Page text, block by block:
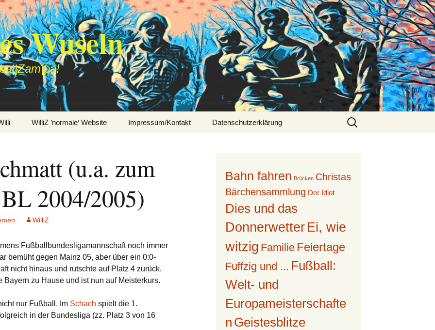
Wuseln
WilliZ ’normale‘ Website Impressum/Kontakt Datenschutzerklärung
Suche
nach:
(u.a. zum
2004/2005)
WilliZ
Fußballbundesligamannschaft noch immer
bemüht gegen Mainz 05, aber über ein 0:0-
nicht hinaus und rutschte auf Platz 4 zurück.
Bayern zu Hause und ist nun auf Meisterkurs.
nur Fußball. Im Schach spielt die 1.
in der Bundesliga (zz. Platz 3 von 16
Bahn fahren Brücken Christas
Bärchensammlung Der Idiot
Dies und das
Donnerwetter Ei, wie
witzig Familie Feiertage
Fuffzig und ... Fußball:
Welt- und
Europameisterschafte
n Geistesblitze